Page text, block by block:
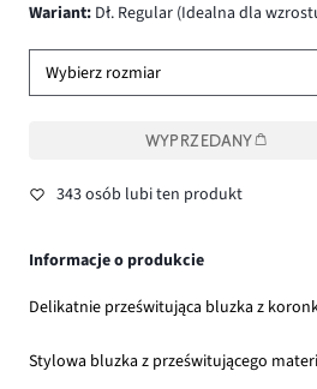
wariant: Dł. Regular (Idealna dla
Wybierz rozmiar
WYPRZEDANY
343 osób lubi ten produkt
Informacje o produkcie
Delikatnie prześwitująca bluzka z
Stylowa bluzka z prześwitującego